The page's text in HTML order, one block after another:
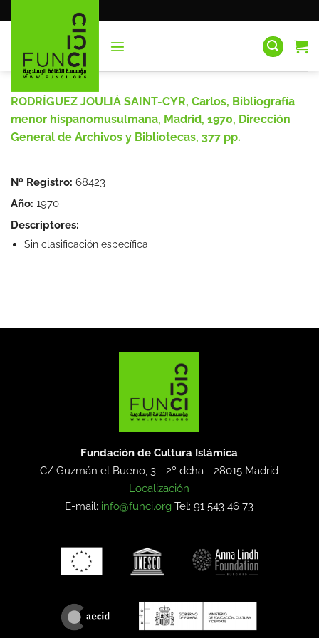
al
RODRÍGUEZ JOULIÁ SAINT-CYR, Carlos, Bibliografía
menor hispanomusulmana, Madrid, 1970, Dirección
General de Archivos y Bibliotecas, 377 pp.
Nº Registro: 68423
Año: 1970
Descriptores:
Sin clasificación específica
Fundación de Cultura Islámica
C/ Guzmán el Bueno, 3 - 2º dcha -28015 Madrid
Localización
E-mail: info@funci.org Tel: 91 543 46 73